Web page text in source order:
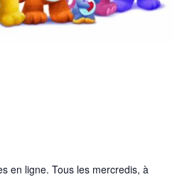
en ligne. Tous les mercredis, à